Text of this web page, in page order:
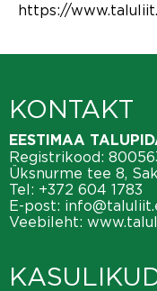
https://
KONTAKT
EESTIMAA
Registrikood:
Üksnurme tee 8,
Tel: +372 604 1783
E-post:
Veebileht: